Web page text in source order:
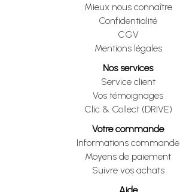
Mieux nous connaître
Confidentialité
CGV
Mentions légales
Nos services
Service client
Vos témoignages
Clic & Collect (DRIVE)
Votre commande
Informations commande
Moyens de paiement
Suivre vos achats